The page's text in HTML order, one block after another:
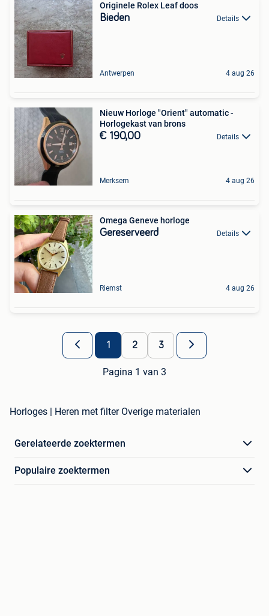
Originele Rolex Leaf doos
Bieden Details
Antwerpen 4 aug 26
Nieuw Horloge "Orient" automatic -
Horlogekast van brons
€ 190,00 Details
Merksem 4 aug 26
Omega Geneve horloge
Gereserveerd Details
Riemst 4 aug 26
1 2 3
Pagina 1 van 3
Horloges | Heren met filter Overige materialen
Gerelateerde zoektermen
Populaire zoektermen